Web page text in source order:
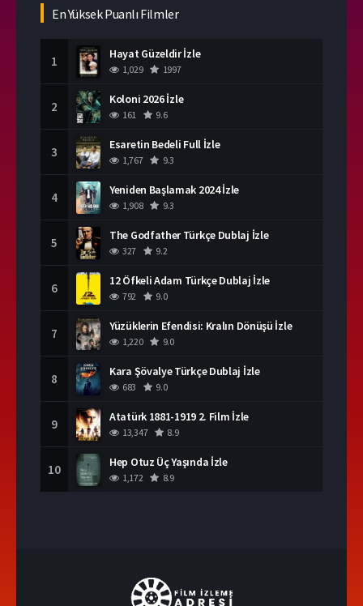
En Yüksek Puanlı Filmler
1 Hayat Güzeldir İzle
1,029 1997
2 Koloni 2026 İzle
161 9.6
3 Esaretin Bedeli Full İzle
1,767 9.3
4 Yeniden Başlamak 2024 İzle
1,908 9.3
5 The Godfather Türkçe Dublaj İzle
327 9.2
6 12 Öfkeli Adam Türkçe Dublaj İzle
792 9.0
7 Yüzüklerin Efendisi: Kralın Dönüşü İzle
1,220 9.0
8 Kara Şövalye Türkçe Dublaj İzle
683 9.0
9 Atatürk 1881-1919 2. Film İzle
13,347 8.9
10 Hep Otuz Üç Yaşında İzle
1,172 8.9